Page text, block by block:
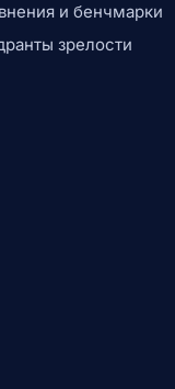
и бенчмарки
зрелости